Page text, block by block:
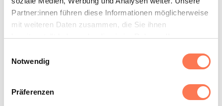
Partner:innen führen diese Informationen möglicherweise
mit weiteren Daten zusammen, die Sie ihnen
bereitgestellt haben oder die sie im Rahmen Ihrer
Notwendig
Präferenzen